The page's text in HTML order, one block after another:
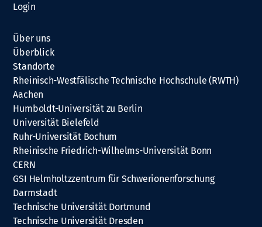
Login
Über uns
Überblick
Standorte
Rheinisch-Westfälische Technische Hochschule (RWTH)
Aachen
Humboldt-Universität zu Berlin
Universität Bielefeld
Ruhr-Universität Bochum
Rheinische Friedrich-Wilhelms-Universität Bonn
CERN
GSI Helmholtzzentrum für Schwerionenforschung
Darmstadt
Technische Universität Dortmund
Technische Universität Dresden